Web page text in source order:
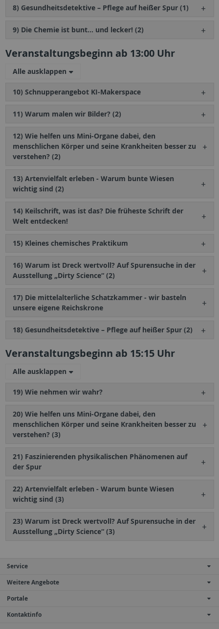
8) Gesundheitsdetektive – Pflege auf heißer Spur (1)
9) Die Chemie ist bunt… und lecker! (2)
Veranstaltungsbeginn ab 13:00 Uhr
Alle ausklappen
10) Schnupperangebot KI-Makerspace
11) Warum malen wir Bilder? (2)
12) Wie helfen uns Mini-Organe dabei, den
menschlichen Körper und seine Krankheiten besser zu
verstehen? (2)
13) Artenvielfalt erleben - Warum bunte Wiesen
wichtig sind (2)
14) Keilschrift, was ist das? Die früheste Schrift der
Welt entdecken!
15) Kleines chemisches Praktikum
16) Warum ist Dreck wertvoll? Auf Spurensuche in der
Ausstellung „Dirty Science“ (2)
17) Die mittelalterliche Schatzkammer - wir basteln
unsere eigene Reichskrone
18) Gesundheitsdetektive – Pflege auf heißer Spur (2)
Veranstaltungsbeginn ab 15:15 Uhr
Alle ausklappen
19) Wie nehmen wir wahr?
20) Wie helfen uns Mini-Organe dabei, den
menschlichen Körper und seine Krankheiten besser zu
verstehen? (3)
21) Faszinierenden physikalischen Phänomenen auf
der Spur
22) Artenvielfalt erleben - Warum bunte Wiesen
wichtig sind (3)
23) Warum ist Dreck wertvoll? Auf Spurensuche in der
Ausstellung „Dirty Science“ (3)
Service
Weitere Angebote
Portale
Kontaktinfo